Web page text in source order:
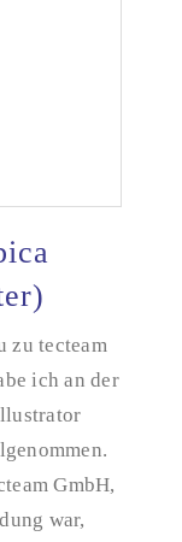
Mitarbeiter)
zu tecteam
ich an der
GmbH,
war,